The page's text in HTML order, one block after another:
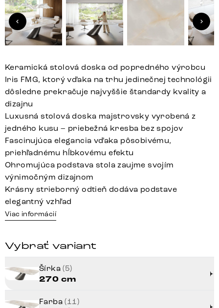
Keramická stolová doska od popredného výrobcu
Iris FMG, ktorý vďaka na trhu jedinečnej technológii
dôsledne prekračuje najvyššie štandardy kvality a
dizajnu
Luxusná stolová doska majstrovsky vyrobená z
jedného kusu – priebežná kresba bez spojov
Fascinujúca elegancia vďaka pôsobivému,
priehľadnému hĺbkovému efektu
Ohromujúca podstava stola zaujme svojím
výnimočným dizajnom
Krásny strieborný odtieň dodáva podstave
elegantný vzhľad
Viac informácií
Vybrať variant
Šírka(5)
270 cm
Farba(11)